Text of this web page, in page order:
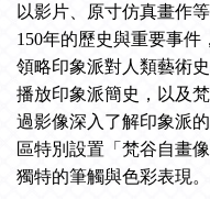
以影片、原寸仿真畫作
150年的歷史與重要事件
領略印象派對人類藝術
播放印象派簡史，以及
過影像深入了解印象派
區特別設置「梵谷自畫
獨特的筆觸與色彩表現。